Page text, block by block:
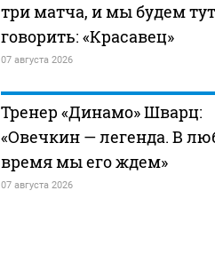
три матча, и мы будем тут
говорить: «Красавец»
07 августа 2026
Тренер «Динамо» Шварц:
«Овечкин — легенда. В
время мы его ждем»
07 августа 2026